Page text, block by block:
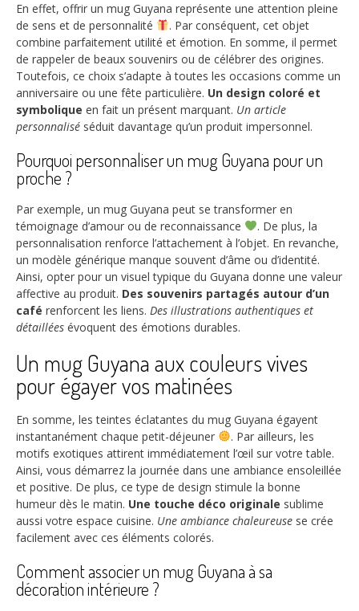
En effet, offrir un mug Guyana représente une attention pleine
de sens et de personnalité
. Par conséquent, cet objet
combine parfaitement utilité et émotion. En somme, il permet
de rappeler de beaux souvenirs ou de célébrer des origines.
Toutefois, ce choix s’adapte à toutes les occasions comme un
anniversaire ou une fête particulière. Un design coloré et
symbolique en fait un présent marquant. Un article
personnalisé séduit davantage qu’un produit impersonnel.
Pourquoi personnaliser un mug Guyana pour un
proche ?
Par exemple, un mug Guyana peut se transformer en
témoignage d’amour ou de reconnaissance
. De plus, la
personnalisation renforce l’attachement à l’objet. En revanche,
un modèle générique manque souvent d’âme ou d’identité.
Ainsi, opter pour un visuel typique du Guyana donne une valeur
affective au produit. Des souvenirs partagés autour d’un
café renforcent les liens. Des illustrations authentiques et
détaillées évoquent des émotions durables.
Un mug Guyana aux couleurs vives
pour égayer vos matinées
En somme, les teintes éclatantes du mug Guyana égayent
instantanément chaque petit-déjeuner
. Par ailleurs, les
motifs exotiques attirent immédiatement l’œil sur votre table.
Ainsi, vous démarrez la journée dans une ambiance ensoleillée
et positive. De plus, ce type de design stimule la bonne
humeur dès le matin. Une touche déco originale sublime
aussi votre espace cuisine. Une ambiance chaleureuse se crée
facilement avec ces éléments colorés.
Comment associer un mug Guyana à sa
décoration intérieure ?